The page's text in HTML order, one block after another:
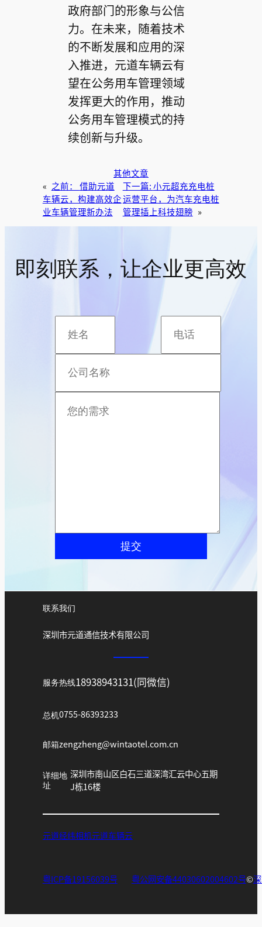
政府部门的形象与公信
力。在未来，随着技术
的不断发展和应用的深
入推进，元道车辆云有
望在公务用车管理领域
发挥更大的作用，推动
公务用车管理模式的持
续创新与升级。
其他文章
«
之前： 借助元道
车辆云，构建高效企
业车辆管理新办法
下一篇: 小元超充充电桩
运营平台，为汽车充电桩
管理插上科技翅膀
»
即刻联系，让企业更高效
提交
联系我们
深圳市元道通信技术有限公司
服务热线18938943131(同微信)
总机0755-86393233
邮箱zengzheng@wintaotel.com.cn
详细地
址
深圳市南山区白石三道深湾汇云中心五期
J栋16楼
元道经纬相机 元道车辆云
粤ICP备19156039号 粤公网安备44030602004602号©